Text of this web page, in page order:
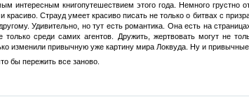
книгопутешествием этого года. Немного грустно
Страуд умеет красиво писать не только о битвах с
Удивительно, но тут есть романтика. Она есть на
среди самих агентов. Дружить, жертвовать могут не
изменили привычную уже картину мира Локвуда. Ну и привычные
бы пережить все заново.